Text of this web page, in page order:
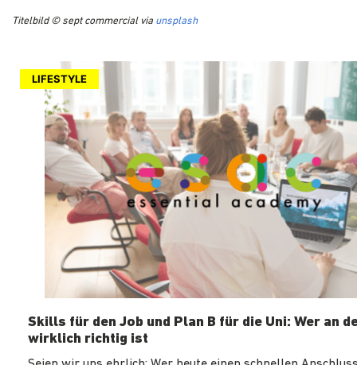
Titelbild © sept commercial via unsplash
LIFESTYLE
Skills für den Job und Plan B für die Uni: Wer an
wirklich richtig ist